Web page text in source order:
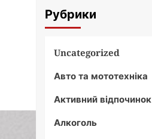
Рубрики
Uncategorized
Авто та мототехніка
Активний відпочинок
Алкоголь